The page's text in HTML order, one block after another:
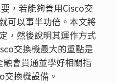
，若能夠善用Cisco交
可以事半功倍。本文將
，然後說明其運作方式
交換機最大的重點是
融會貫通並學好相關指
換機設備。